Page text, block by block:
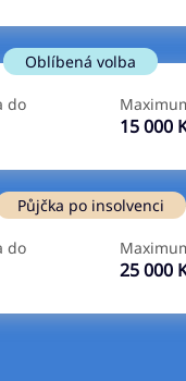
Oblíbená volba
do
15 000
Půjčka po insolvenci
do
25 000